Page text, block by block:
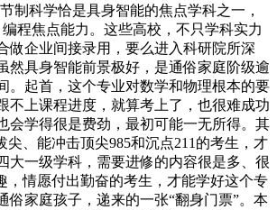
制科学恰是具身智能的焦点学科之一，
程焦点能力。这些高校，不只学科实力
做企业间接录用，要么进入科研院所深
具身智能前景极好，是通俗家庭阶级逾
。起首，这个专业对数学和物理根本的要
不上课程进度，就算考上了，也很难成功
会学得很是费劲，最初可能一无所得。其
、能冲击顶尖985和沉点211的考生，才
大一级学科，需要进修的内容很是多、很
，情愿付出勤奋的考生，才能学好这个专
家庭孩子，递来的一张“翻身门票”。本